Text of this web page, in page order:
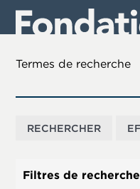
Aller
principal
Termes de recherche
Filtres de recherche